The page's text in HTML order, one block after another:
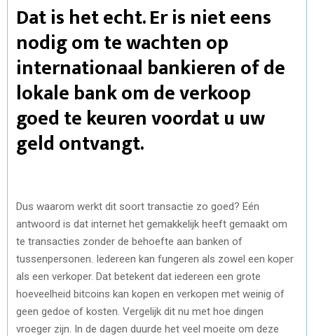
Dat is het echt. Er is niet eens
nodig om te wachten op
internationaal bankieren of de
lokale bank om de verkoop
goed te keuren voordat u uw
geld ontvangt.
Dus waarom werkt dit soort transactie zo goed? Eén
antwoord is dat internet het gemakkelijk heeft gemaakt om
te transacties zonder de behoefte aan banken of
tussenpersonen. Iedereen kan fungeren als zowel een koper
als een verkoper. Dat betekent dat iedereen een grote
hoeveelheid bitcoins kan kopen en verkopen met weinig of
geen gedoe of kosten. Vergelijk dit nu met hoe dingen
vroeger zijn. In de dagen duurde het veel moeite om deze